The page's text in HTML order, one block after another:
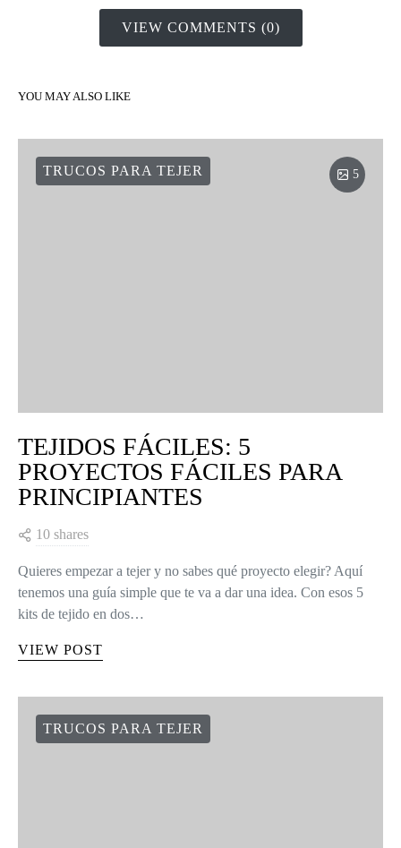
VIEW COMMENTS (0)
YOU MAY ALSO LIKE
TRUCOS PARA TEJER 5
TEJIDOS FÁCILES: 5
PROYECTOS FÁCILES PARA
PRINCIPIANTES
10 shares
Quieres empezar a tejer y no sabes qué proyecto elegir? Aquí
tenemos una guía simple que te va a dar una idea. Con esos 5
kits de tejido en dos…
VIEW POST
TRUCOS PARA TEJER